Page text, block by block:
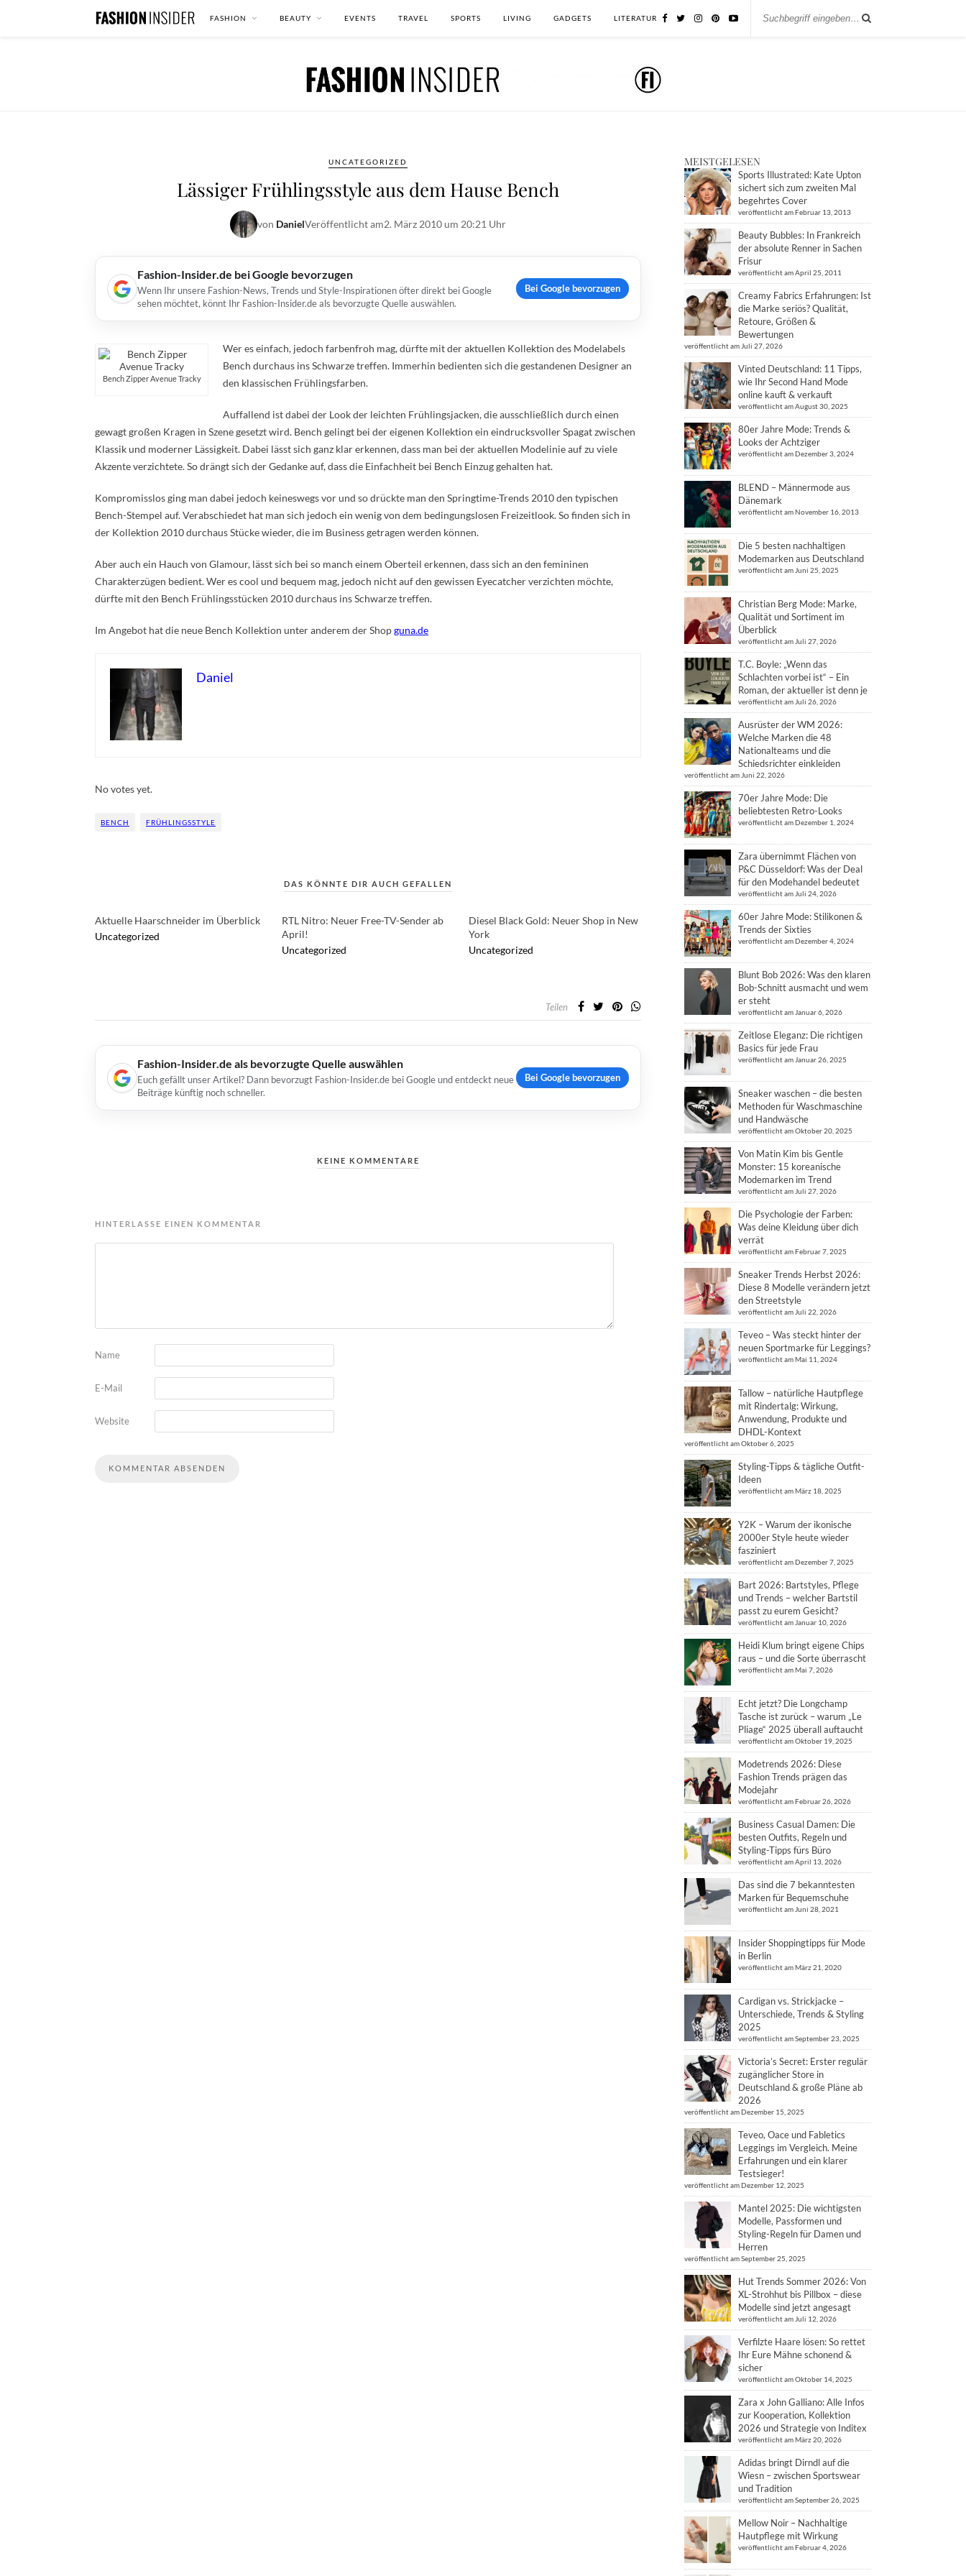
FASHION BEAUTY EVENTS TRAVEL SPORTS LIVING GADGETS LITERATUR
UNCATEGORIZED
Lässiger Frühlingsstyle aus dem Hause Bench
von DanielVeröffentlicht am2. März 2010 um 20:21 Uhr
Fashion-Insider.de bei Google bevorzugen
Wenn Ihr unsere Fashion-News, Trends und Style-Inspirationen öfter direkt bei Google
sehen möchtet, könnt Ihr Fashion-Insider.de als bevorzugte Quelle auswählen.
Bei Google bevorzugen
Bench Zipper Avenue Tracky
Wer es einfach, jedoch farbenfroh mag, dürfte mit der aktuellen Kollektion des Modelabels
Bench durchaus ins Schwarze treffen. Immerhin bedienten sich die gestandenen Designer an
den klassischen Frühlingsfarben.
Auffallend ist dabei der Look der leichten Frühlingsjacken, die ausschließlich durch einen
gewagt großen Kragen in Szene gesetzt wird. Bench gelingt bei der eigenen Kollektion ein eindrucksvoller Spagat zwischen
Klassik und moderner Lässigkeit. Dabei lässt sich ganz klar erkennen, dass man bei der aktuellen Modelinie auf zu viele
Akzente verzichtete. So drängt sich der Gedanke auf, dass die Einfachheit bei Bench Einzug gehalten hat.
Kompromisslos ging man dabei jedoch keineswegs vor und so drückte man den Springtime-Trends 2010 den typischen
Bench-Stempel auf. Verabschiedet hat man sich jedoch ein wenig von dem bedingungslosen Freizeitlook. So finden sich in
der Kollektion 2010 durchaus Stücke wieder, die im Business getragen werden können.
Aber auch ein Hauch von Glamour, lässt sich bei so manch einem Oberteil erkennen, dass sich an den femininen
Charakterzügen bedient. Wer es cool und bequem mag, jedoch nicht auf den gewissen Eyecatcher verzichten möchte,
dürfte mit den Bench Frühlingsstücken 2010 durchaus ins Schwarze treffen.
Im Angebot hat die neue Bench Kollektion unter anderem der Shopguna.de
Daniel
No votes yet.
BENCH FRÜHLINGSSTYLE
DAS KÖNNTE DIR AUCH GEFALLEN
Aktuelle Haarschneider im Überblick
Uncategorized
RTL Nitro: Neuer Free-TV-Sender ab
April!
Uncategorized
Diesel Black Gold: Neuer Shop in New
York
Uncategorized
Teilen
Fashion-Insider.de als bevorzugte Quelle auswählen
Euch gefällt unser Artikel? Dann bevorzugt Fashion-Insider.de bei Google und entdeckt neue
Beiträge künftig noch schneller.
Bei Google bevorzugen
KEINE KOMMENTARE
HINTERLASSE EINEN KOMMENTAR
Name
E-Mail
Website
MEISTGELESEN
Sports Illustrated: Kate Upton
sichert sich zum zweiten Mal
begehrtes Cover
veröffentlicht am Februar 13, 2013
Beauty Bubbles: In Frankreich
der absolute Renner in Sachen
Frisur
veröffentlicht am April 25, 2011
Creamy Fabrics Erfahrungen: Ist
die Marke seriös? Qualität,
Retoure, Größen &
Bewertungen
veröffentlicht am Juli 27, 2026
Vinted Deutschland: 11 Tipps,
wie Ihr Second Hand Mode
online kauft & verkauft
veröffentlicht am August 30, 2025
80er Jahre Mode: Trends &
Looks der Achtziger
veröffentlicht am Dezember 3, 2024
BLEND – Männermode aus
Dänemark
veröffentlicht am November 16, 2013
Die 5 besten nachhaltigen
Modemarken aus Deutschland
veröffentlicht am Juni 25, 2025
Christian Berg Mode: Marke,
Qualität und Sortiment im
Überblick
veröffentlicht am Juli 27, 2026
T.C. Boyle: „Wenn das
Schlachten vorbei ist“ – Ein
Roman, der aktueller ist denn je
veröffentlicht am Juli 26, 2026
Ausrüster der WM 2026:
Welche Marken die 48
Nationalteams und die
Schiedsrichter einkleiden
veröffentlicht am Juni 22, 2026
70er Jahre Mode: Die
beliebtesten Retro-Looks
veröffentlicht am Dezember 1, 2024
Zara übernimmt Flächen von
P&C Düsseldorf: Was der Deal
für den Modehandel bedeutet
veröffentlicht am Juli 24, 2026
60er Jahre Mode: Stilikonen &
Trends der Sixties
veröffentlicht am Dezember 4, 2024
Blunt Bob 2026: Was den klaren
Bob-Schnitt ausmacht und wem
er steht
veröffentlicht am Januar 6, 2026
Zeitlose Eleganz: Die richtigen
Basics für jede Frau
veröffentlicht am Januar 26, 2025
Sneaker waschen – die besten
Methoden für Waschmaschine
und Handwäsche
veröffentlicht am Oktober 20, 2025
Von Matin Kim bis Gentle
Monster: 15 koreanische
Modemarken im Trend
veröffentlicht am Juli 27, 2026
Die Psychologie der Farben:
Was deine Kleidung über dich
verrät
veröffentlicht am Februar 7, 2025
Sneaker Trends Herbst 2026:
Diese 8 Modelle verändern jetzt
den Streetstyle
veröffentlicht am Juli 22, 2026
Teveo – Was steckt hinter der
neuen Sportmarke für Leggings?
veröffentlicht am Mai 11, 2024
Tallow – natürliche Hautpflege
mit Rindertalg: Wirkung,
Anwendung, Produkte und
DHDL-Kontext
veröffentlicht am Oktober 6, 2025
Styling-Tipps & tägliche Outfit-
Ideen
veröffentlicht am März 18, 2025
Y2K – Warum der ikonische
2000er Style heute wieder
fasziniert
veröffentlicht am Dezember 7, 2025
Bart 2026: Bartstyles, Pflege
und Trends – welcher Bartstil
passt zu eurem Gesicht?
veröffentlicht am Januar 10, 2026
Heidi Klum bringt eigene Chips
raus – und die Sorte überrascht
veröffentlicht am Mai 7, 2026
Echt jetzt? Die Longchamp
Tasche ist zurück – warum „Le
Pliage“ 2025 überall auftaucht
veröffentlicht am Oktober 19, 2025
Modetrends 2026: Diese
Fashion Trends prägen das
Modejahr
veröffentlicht am Februar 26, 2026
Business Casual Damen: Die
besten Outfits, Regeln und
Styling-Tipps fürs Büro
veröffentlicht am April 13, 2026
Das sind die 7 bekanntesten
Marken für Bequemschuhe
veröffentlicht am Juni 28, 2021
Insider Shoppingtipps für Mode
in Berlin
veröffentlicht am März 21, 2020
Cardigan vs. Strickjacke –
Unterschiede, Trends & Styling
2025
veröffentlicht am September 23, 2025
Victoria’s Secret: Erster regulär
zugänglicher Store in
Deutschland & große Pläne ab
2026
veröffentlicht am Dezember 15, 2025
Teveo, Oace und Fabletics
Leggings im Vergleich. Meine
Erfahrungen und ein klarer
Testsieger!
veröffentlicht am Dezember 12, 2025
Mantel 2025: Die wichtigsten
Modelle, Passformen und
Styling-Regeln für Damen und
Herren
veröffentlicht am September 25, 2025
Hut Trends Sommer 2026: Von
XL-Strohhut bis Pillbox – diese
Modelle sind jetzt angesagt
veröffentlicht am Juli 12, 2026
Verfilzte Haare lösen: So rettet
Ihr Eure Mähne schonend &
sicher
veröffentlicht am Oktober 14, 2025
Zara x John Galliano: Alle Infos
zur Kooperation, Kollektion
2026 und Strategie von Inditex
veröffentlicht am März 20, 2026
Adidas bringt Dirndl auf die
Wiesn – zwischen Sportswear
und Tradition
veröffentlicht am September 26, 2025
Mellow Noir – Nachhaltige
Hautpflege mit Wirkung
veröffentlicht am Februar 4, 2026